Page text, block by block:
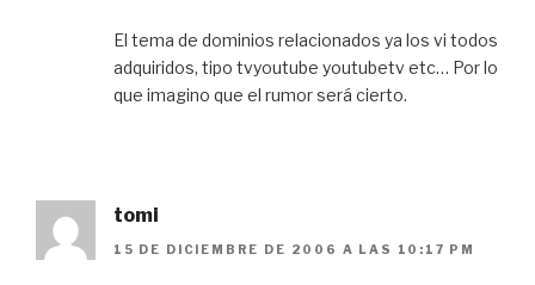
El tema de dominios relacionados ya los vi todos
adquiridos, tipo tvyoutube youtubetv etc… Por lo
que imagino que el rumor será cierto.
tomi
15 DE DICIEMBRE DE 2006 A LAS 10:17 PM